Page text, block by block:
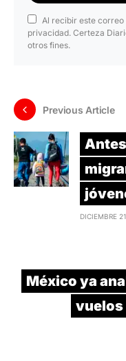
Al recibir este correo
privacidad. Certeza
otros fines.
Previous Article
DICIEMBRE
México ya
vuelos